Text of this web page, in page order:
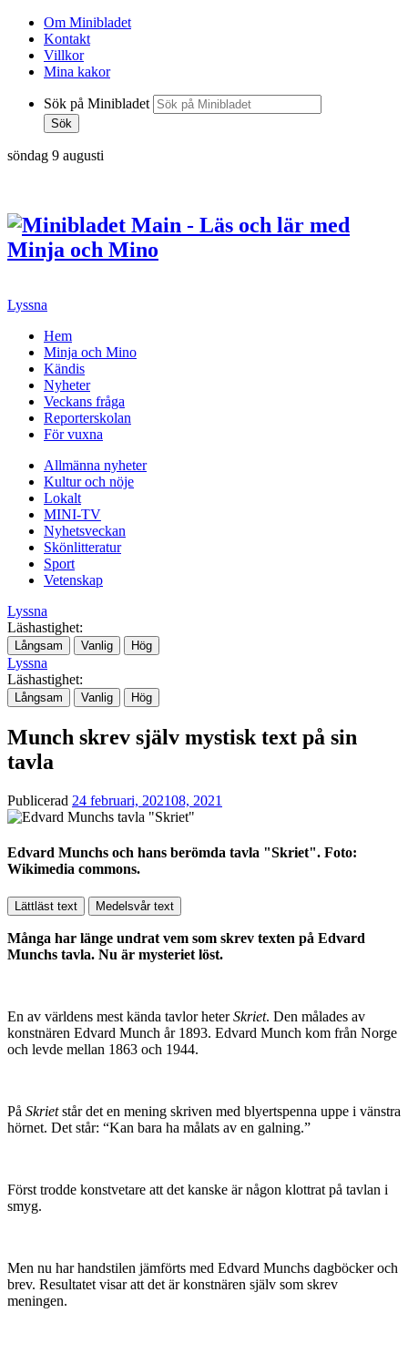
Om Minibladet
Kontakt
Villkor
Mina kakor
Sök på Minibladet
Sök
söndag 9 augusti
Hoppa
innehållet
Lyssna
Hem
Minja och Mino
Kändis
Nyheter
Veckans fråga
Reporterskolan
För vuxna
Allmänna nyheter
Kultur och nöje
Lokalt
MINI-TV
Nyhetsveckan
Skönlitteratur
Sport
Vetenskap
Lyssna
Läshastighet:
Långsam Vanlig Hög
Lyssna
Läshastighet:
Långsam Vanlig Hög
Munch skrev själv mystisk text på sin
tavla
Publicerad 24 februari, 202108, 2021
Edvard Munchs och hans berömda tavla "Skriet". Foto:
Wikimedia commons.
Lättläst text Medelsvår text
Många har länge undrat vem som skrev texten på Edvard
Munchs tavla. Nu är mysteriet löst.
En av världens mest kända tavlor heterSkriet. Den målades av
konstnären Edvard Munch år 1893. Edvard Munch kom från Norge
och levde mellan 1863 och 1944.
På Skrietstår det en mening skriven med blyertspenna uppe i vänstra
hörnet. Det står: “Kan bara ha målats av en galning.”
Först trodde konstvetare att det kanske är någon klottrat på tavlan i
smyg.
Men nu har handstilen jämförts med Edvard Munchs dagböcker och
brev. Resultatet visar att det är konstnären själv som skrev
meningen.